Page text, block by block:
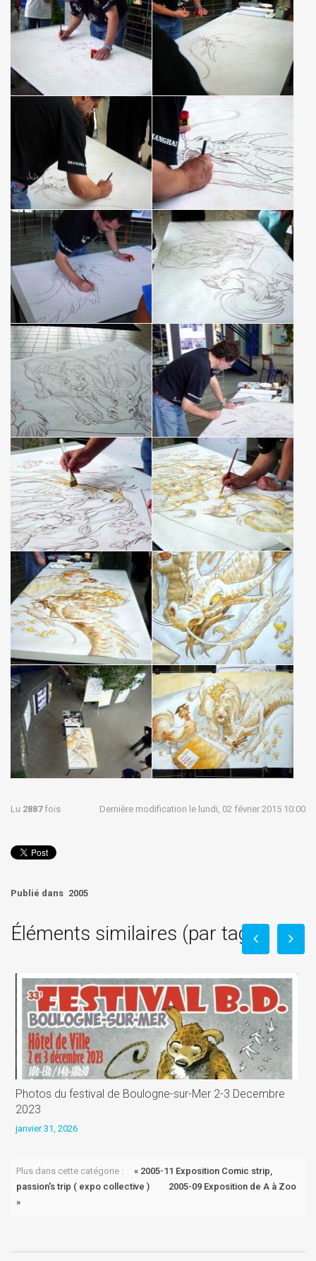
Lu 2887fois Dernière modification le lundi, 02 février 2015 10:00
Publié dans 2005
Éléments similaires (par tag)
Photos du festival de Boulogne-sur-Mer 2-3 Decembre
2023
janvier 31, 2026
Plus dans cette catégorie :
« 2005-11 Exposition Comic strip,
passion's trip ( expo collective )
2005-09 Exposition de A à Zoo
»